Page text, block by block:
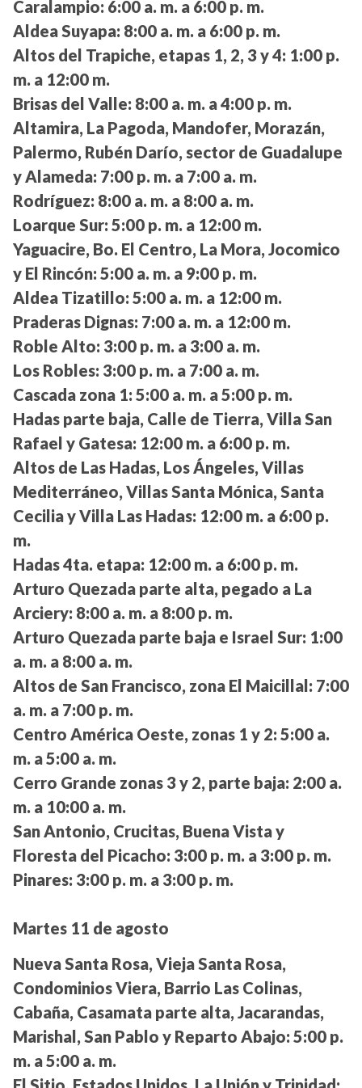
Caralampio: 6:00 a. m. a 6:00 p. m.
Aldea Suyapa: 8:00 a. m. a 6:00 p. m.
Altos del Trapiche, etapas 1, 2, 3 y 4: 1:00 p.
m. a 12:00 m.
Brisas del Valle: 8:00 a. m. a 4:00 p. m.
Altamira, La Pagoda, Mandofer, Morazán,
Palermo, Rubén Darío, sector de Guadalupe
y Alameda: 7:00 p. m. a 7:00 a. m.
Rodríguez: 8:00 a. m. a 8:00 a. m.
Loarque Sur: 5:00 p. m. a 12:00 m.
Yaguacire, Bo. El Centro, La Mora, Jocomico
y El Rincón: 5:00 a. m. a 9:00 p. m.
Aldea Tizatillo: 5:00 a. m. a 12:00 m.
Praderas Dignas: 7:00 a. m. a 12:00 m.
Roble Alto: 3:00 p. m. a 3:00 a. m.
Los Robles: 3:00 p. m. a 7:00 a. m.
Cascada zona 1: 5:00 a. m. a 5:00 p. m.
Hadas parte baja, Calle de Tierra, Villa San
Rafael y Gatesa: 12:00 m. a 6:00 p. m.
Altos de Las Hadas, Los Ángeles, Villas
Mediterráneo, Villas Santa Mónica, Santa
Cecilia y Villa Las Hadas: 12:00 m. a 6:00 p.
m.
Hadas 4ta. etapa: 12:00 m. a 6:00 p. m.
Arturo Quezada parte alta, pegado a La
Arciery: 8:00 a. m. a 8:00 p. m.
Arturo Quezada parte baja e Israel Sur: 1:00
a. m. a 8:00 a. m.
Altos de San Francisco, zona El Maicillal: 7:00
a. m. a 7:00 p. m.
Centro América Oeste, zonas 1 y 2: 5:00 a.
m. a 5:00 a. m.
Cerro Grande zonas 3 y 2, parte baja: 2:00 a.
m. a 10:00 a. m.
San Antonio, Crucitas, Buena Vista y
Floresta del Picacho: 3:00 p. m. a 3:00 p. m.
Pinares: 3:00 p. m. a 3:00 p. m.
Martes 11 de agosto
Nueva Santa Rosa, Vieja Santa Rosa,
Condominios Viera, Barrio Las Colinas,
Cabaña, Casamata parte alta, Jacarandas,
Marishal, San Pablo y Reparto Abajo: 5:00 p.
m. a 5:00 a. m.